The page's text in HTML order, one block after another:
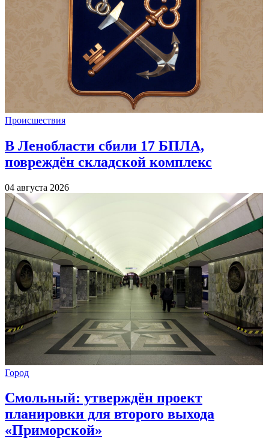
Происшествия
В Ленобласти сбили 17 БПЛА,
повреждён складской комплекс
04 августа 2026
Город
Смольный: утверждён проект
планировки для второго выхода
«Приморской»